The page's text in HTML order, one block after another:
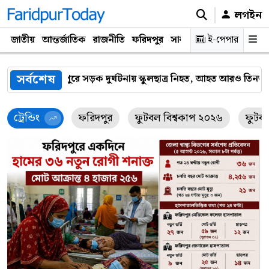
লগইন
জাতীয় আন্তর্জাতিক রাজনীতি ফরিদপুর সারাদেশ প্রযুক্তি
ই-পেপার
সর্বশেষ
নিহত, আহত আরও তিনজন ফরিদপুরে ভ্রাম্যমাণ আদালতের
ট্রেন্ডিং ফরিদপুর ফুটবল বিশ্বকাপ ২০২৬